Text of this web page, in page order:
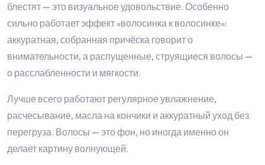
блестят — это визуальное удовольствие. Особенно
сильно работает эффект «волосинка к волосинке»:
аккуратная, собранная причёска говорит о
внимательности, а распущенные, струящиеся волосы —
о расслабленности и мягкости.
Лучше всего работают регулярное увлажнение,
расчесывание, масла на кончики и аккуратный уход без
перегруза. Волосы — это фон, но иногда именно он
делает картину волнующей.